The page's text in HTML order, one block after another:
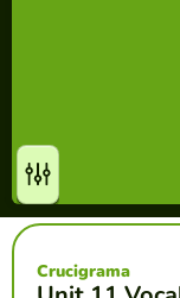
Crucigrama